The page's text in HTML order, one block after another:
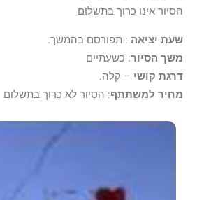
הסיור אינו כרוך בתשלום
שעת יציאה : תפורסם בהמשך.
משך הסיור: כשעתיים
דרגת קושי – קלה.
מחיר למשתתף: הסיור לא כרוך בתשלום